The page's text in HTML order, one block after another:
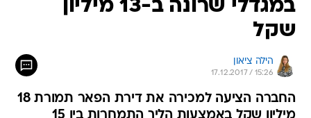
במגדלי שרונה ב-13 מיליון
שקל
הילה ציאון
17.12.2017 / 15:26
החברה הציעה למכירה את דירת הפאר תמורת 18